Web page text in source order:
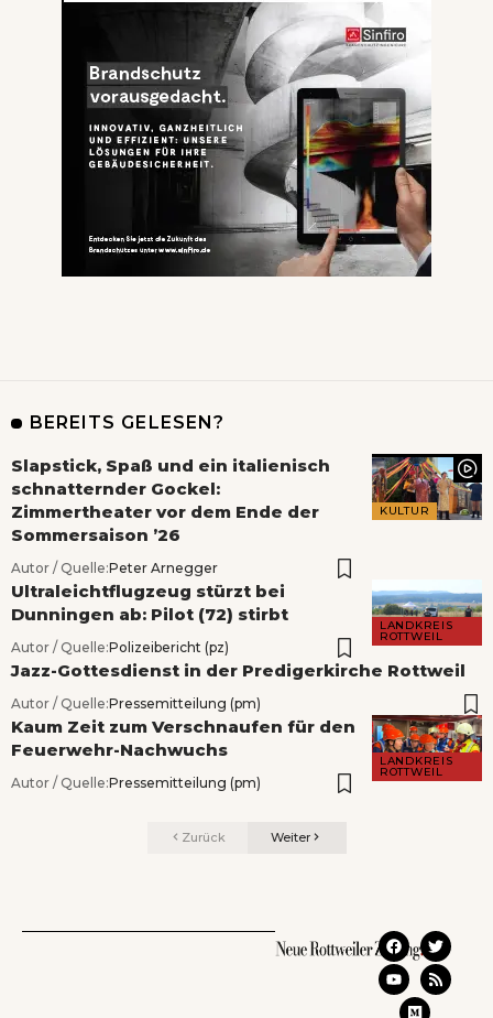
BEREITS GELESEN?
KULTUR
Slapstick, Spaß und ein italienisch
schnatternder Gockel:
Zimmertheater vor dem Ende der
Sommersaison ’26
Autor / Quelle:Peter Arnegger
LANDKREIS
ROTTWEIL
Ultraleichtflugzeug stürzt bei
Dunningen ab: Pilot (72) stirbt
Autor / Quelle:Polizeibericht (pz)
Jazz-Gottesdienst in der Predigerkirche Rottweil
Autor / Quelle:Pressemitteilung (pm)
LANDKREIS
ROTTWEIL
Kaum Zeit zum Verschnaufen für den
Feuerwehr-Nachwuchs
Autor / Quelle:Pressemitteilung (pm)
Zurück Weiter